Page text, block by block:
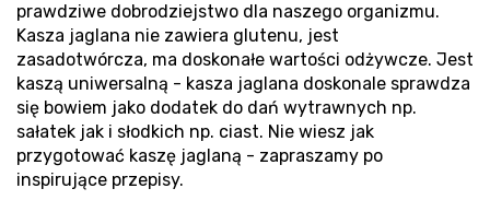
prawdziwe dobrodziejstwo dla naszego organizmu.
Kasza jaglana nie zawiera glutenu, jest
zasadotwórcza, ma doskonałe wartości odżywcze. Jest
kaszą uniwersalną - kasza jaglana doskonale sprawdza
się bowiem jako dodatek do dań wytrawnych np.
sałatek jak i słodkich np. ciast. Nie wiesz jak
przygotować kaszę jaglaną - zapraszamy po
inspirujące przepisy.